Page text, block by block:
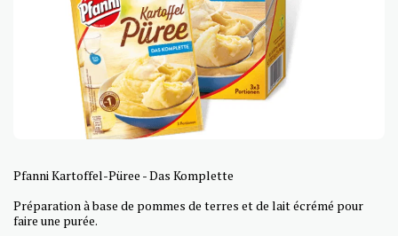
Pfanni Kartoffel-Püree - Das Komplette
Préparation à base de pommes de terres et de lait écrémé pour
faire une purée.